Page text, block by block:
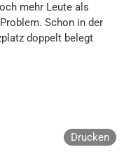
mehr Leute als
Schon in der
doppelt belegt
Drucken